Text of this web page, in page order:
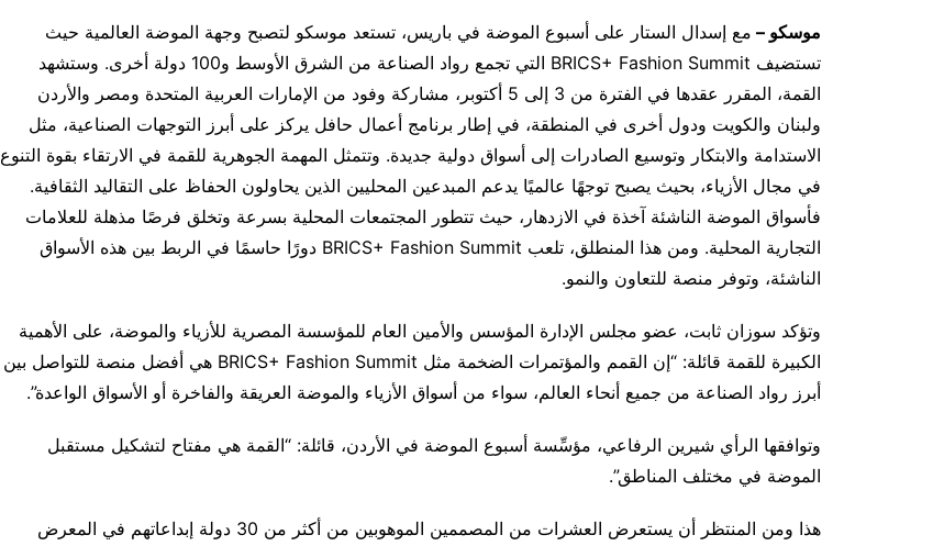
موسكو – مع إسدال الستار على أسبوع الموضة في باريس، تستعد موسكو لتصبح وجهة الموضة العالمية حيث
تستضيف BRICS+ Fashion Summit التي تجمع رواد الصناعة من الشرق الأوسط و100 دولة أخرى. وستشهد
القمة، المقرر عقدها في الفترة من 3 إلى 5 أكتوبر، مشاركة وفود من الإمارات العربية المتحدة ومصر والأردن
ولبنان والكويت ودول أخرى في المنطقة، في إطار برنامج أعمال حافل يركز على أبرز التوجهات الصناعية، مثل
الاستدامة والابتكار وتوسيع الصادرات إلى أسواق دولية جديدة. وتتمثل المهمة الجوهرية للقمة في الارتقاء بقوة التنوع
في مجال الأزياء، بحيث يصبح توجهًا عالميًا يدعم المبدعين المحليين الذين يحاولون الحفاظ على التقاليد الثقافية.
فأسواق الموضة الناشئة آخذة في الازدهار، حيث تتطور المجتمعات المحلية بسرعة وتخلق فرصًا مذهلة للعلامات
التجارية المحلية. ومن هذا المنطلق، تلعب BRICS+ Fashion Summit دورًا حاسمًا في الربط بين هذه الأسواق
الناشئة، وتوفر منصة للتعاون والنمو.
وتؤكد سوزان ثابت، عضو مجلس الإدارة المؤسس والأمين العام للمؤسسة المصرية للأزياء والموضة، على الأهمية
الكبيرة للقمة قائلة: “إن القمم والمؤتمرات الضخمة مثل BRICS+ Fashion Summit هي أفضل منصة للتواصل بين
أبرز رواد الصناعة من جميع أنحاء العالم، سواء من أسواق الأزياء والموضة العريقة والفاخرة أو الأسواق الواعدة”.
وتوافقها الرأي شيرين الرفاعي، مؤسِّسة أسبوع الموضة في الأردن، قائلة: “القمة هي مفتاح لتشكيل مستقبل
الموضة في مختلف المناطق”.
هذا ومن المنتظر أن يستعرض العشرات من المصممين الموهوبين من أكثر من 30 دولة إبداعاتهم في المعرض